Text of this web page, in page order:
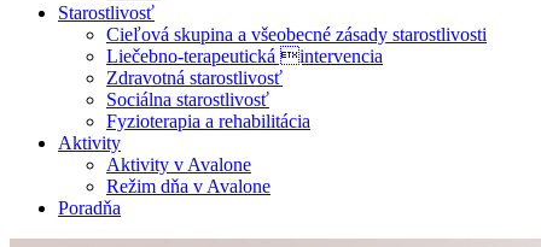
Starostlivosť
Cieľová skupina a všeobecné zásady starostlivosti
Liečebno-terapeutická intervencia
Zdravotná starostlivosť
Sociálna starostlivosť
Fyzioterapia a rehabilitácia
Aktivity
Aktivity v Avalone
Režim dňa v Avalone
Poradňa